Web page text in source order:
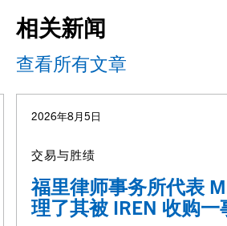
相关新闻
查看所有文章
2026年8月5日
交易与胜绩
福里律师事务所代表
理了其被 IREN 收购一